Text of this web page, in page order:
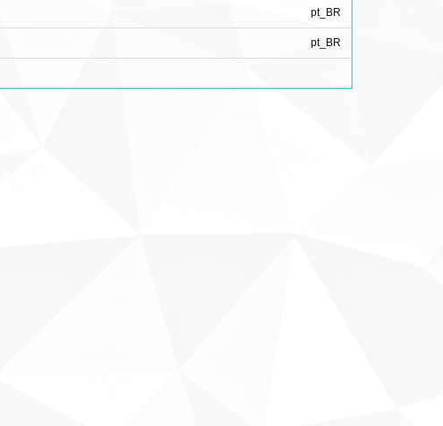
pt_BR
pt_BR